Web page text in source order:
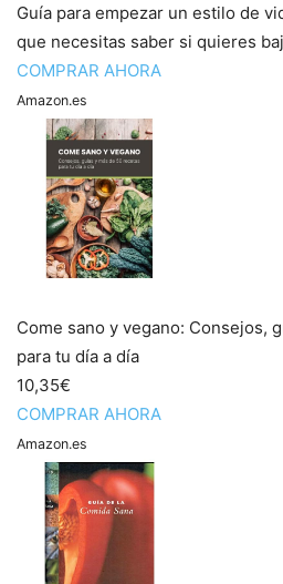
Guía para empezar un estilo de
que necesitas saber si quieres
COMPRAR AHORA
Amazon.es
Come sano y vegano: Consejos,
para tu día a día
10,35€
COMPRAR AHORA
Amazon.es